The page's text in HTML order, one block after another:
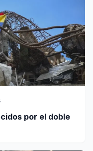
por el doble